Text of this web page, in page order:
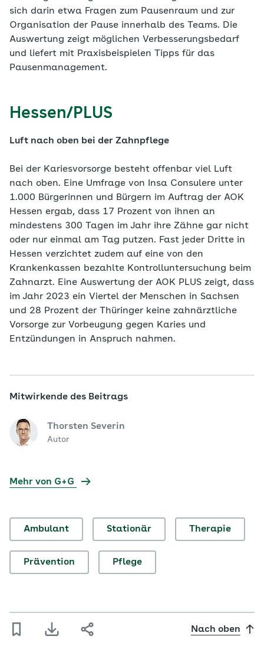
sich darin etwa Fragen zum Pausenraum und zur
Organisation der Pause innerhalb des Teams. Die
Auswertung zeigt möglichen Verbesserungsbedarf
und liefert mit Praxisbeispielen Tipps für das
Pausenmanagement.
Hessen/PLUS
Luft nach oben bei der Zahnpflege
Bei der Kariesvorsorge besteht offenbar viel Luft
nach oben. Eine Umfrage von Insa Consulere unter
1.000 Bürgerinnen und Bürgern im Auftrag der AOK
Hessen ergab, dass 17 Prozent von ihnen an
mindestens 300 Tagen im Jahr ihre Zähne gar nicht
oder nur einmal am Tag putzen. Fast jeder Dritte in
Hessen verzichtet zudem auf eine von den
Krankenkassen bezahlte Kontrolluntersuchung beim
Zahnarzt. Eine Auswertung der AOK PLUS zeigt, dass
im Jahr 2023 ein Viertel der Menschen in Sachsen
und 28 Prozent der Thüringer keine zahnärztliche
Vorsorge zur Vorbeugung gegen Karies und
Entzündungen in Anspruch nahmen.
Mitwirkende des Beitrags
Thorsten Severin
Autor
Mehr von G+G
Ambulant Stationär Therapie
Prävention Pflege
Nach oben